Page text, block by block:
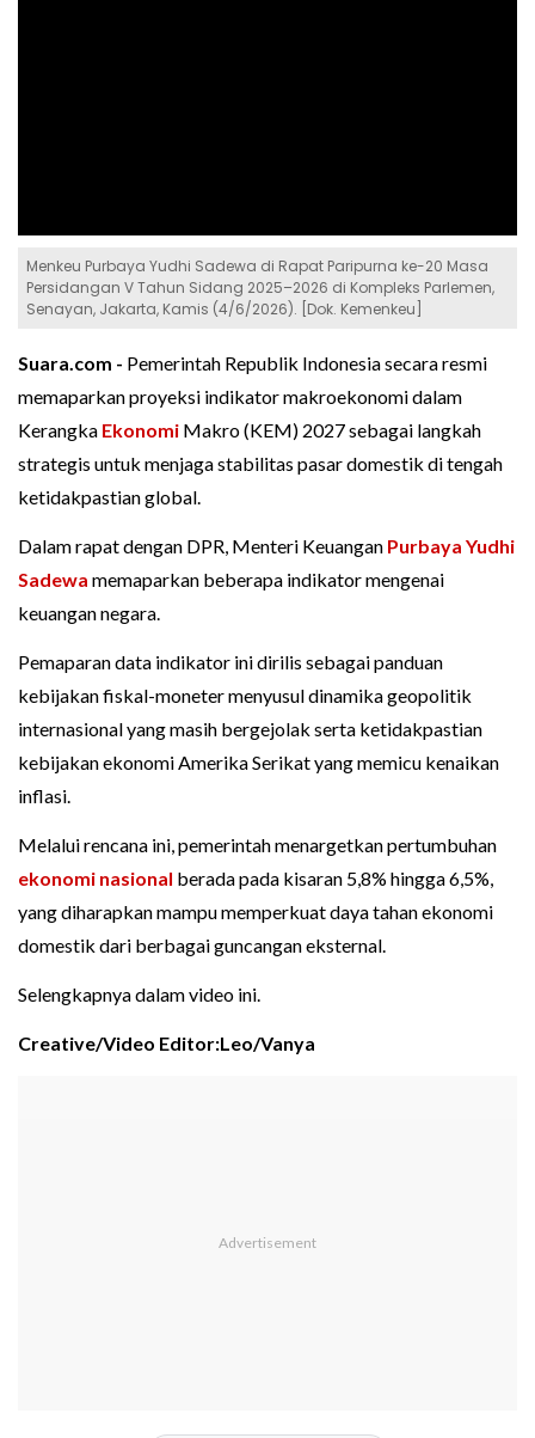
Menkeu Purbaya Yudhi Sadewa di Rapat Paripurna ke-20 Masa
Persidangan V Tahun Sidang 2025–2026 di Kompleks Parlemen,
Senayan, Jakarta, Kamis (4/6/2026). [Dok. Kemenkeu]
Suara.com - Pemerintah Republik Indonesia secara resmi
memaparkan proyeksi indikator makroekonomi dalam
Kerangka Ekonomi Makro (KEM) 2027 sebagai langkah
strategis untuk menjaga stabilitas pasar domestik di tengah
ketidakpastian global.
Dalam rapat dengan DPR, Menteri Keuangan Purbaya Yudhi
Sadewa memaparkan beberapa indikator mengenai
keuangan negara.
Pemaparan data indikator ini dirilis sebagai panduan
kebijakan fiskal-moneter menyusul dinamika geopolitik
internasional yang masih bergejolak serta ketidakpastian
kebijakan ekonomi Amerika Serikat yang memicu kenaikan
inflasi.
Melalui rencana ini, pemerintah menargetkan pertumbuhan
ekonomi nasional berada pada kisaran 5,8% hingga 6,5%,
yang diharapkan mampu memperkuat daya tahan ekonomi
domestik dari berbagai guncangan eksternal.
Selengkapnya dalam video ini.
Creative/Video Editor:Leo/Vanya